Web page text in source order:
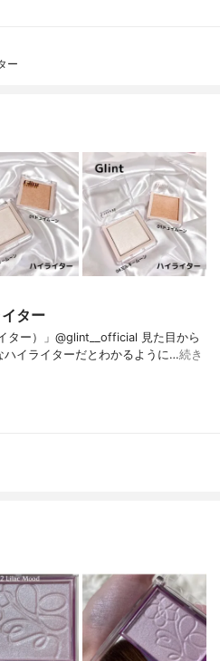
ー
ター
ター）」@glint__official 見た目から
ハイライターだとわかるように…続き